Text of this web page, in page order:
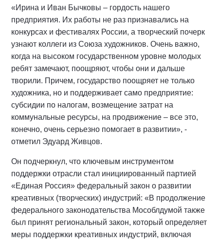
«Ирина и Иван Бычковы – гордость нашего
предприятия. Их работы не раз признавались на
конкурсах и фестивалях России, а творческий почерк
узнают коллеги из Союза художников. Очень важно,
когда на высоком государственном уровне молодых
ребят замечают, поощряют, чтобы они и дальше
творили. Причем, государство поощряет не только
художника, но и поддерживает само предприятие:
субсидии по налогам, возмещение затрат на
коммунальные ресурсы, на продвижение – все это,
конечно, очень серьезно помогает в развитии», -
отметил Эдуард Живцов.
Он подчеркнул, что ключевым инструментом
поддержки отрасли стал инициированный партией
«Единая Россия» федеральный закон о развитии
креативных (творческих) индустрий: «В продолжение
федерального законодательства Мособлдумой также
был принят региональный закон, который определяет
меры поддержки креативных индустрий, включая